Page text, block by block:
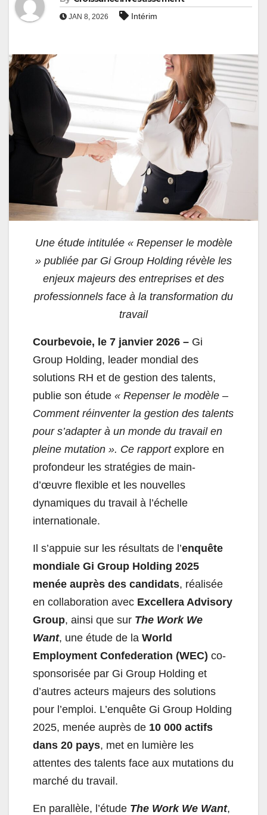
JAN 8, 2026 Intérim
Une étude intitulée « Repenser le modèle
» publiée par Gi Group Holding révèle les
enjeux majeurs des entreprises et des
professionnels face à la transformation du
travail
Courbevoie, le 7 janvier 2026 – Gi
Group Holding, leader mondial des
solutions RH et de gestion des talents,
publie son étude « Repenser le modèle –
Comment réinventer la gestion des talents
pour s’adapter à un monde du travail en
pleine mutation ». Ce rapport explore en
profondeur les stratégies de main-
d’œuvre flexible et les nouvelles
dynamiques du travail à l’échelle
internationale.
Il s’appuie sur les résultats de l’enquête
mondiale Gi Group Holding 2025
menée auprès des candidats, réalisée
en collaboration avec Excellera Advisory
Group, ainsi que sur The Work We
Want, une étude de la World
Employment Confederation (WEC) co-
sponsorisée par Gi Group Holding et
d’autres acteurs majeurs des solutions
pour l’emploi. L’enquête Gi Group Holding
2025, menée auprès de 10 000 actifs
dans 20 pays, met en lumière les
attentes des talents face aux mutations du
marché du travail.
En parallèle, l’étude The Work We Want,